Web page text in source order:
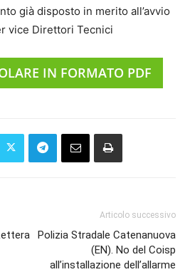
già disposto in merito all’avvio
vice Direttori Tecnici
IN FORMATO PDF
Articolo successivo
Polizia Stradale Catenanuova
(EN). No del Coisp
all’installazione dell’allarme